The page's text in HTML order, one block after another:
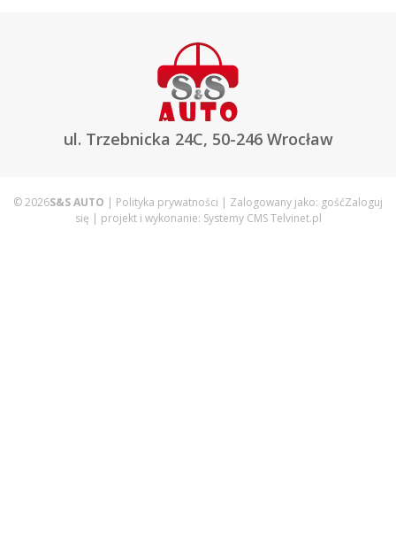
ul. Trzebnicka 24C, 50-246 Wrocław
© 2026S&S AUTO | Polityka prywatności | Zalogowany jako: gośćZaloguj
się | projekt i wykonanie: Systemy CMS Telvinet.pl